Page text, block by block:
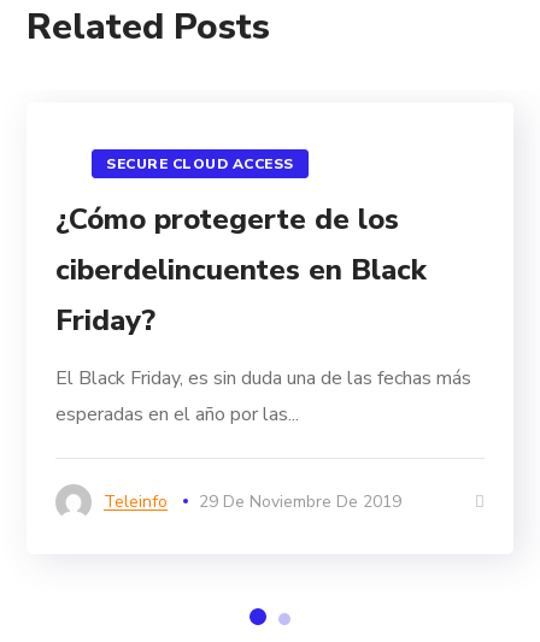
Related Posts
SECURE CLOUD ACCESS
¿Cómo protegerte de los
ciberdelincuentes en Black
Friday?
El Black Friday, es sin duda una de las fechas más
esperadas en el año por las...
Teleinfo 29 De Noviembre De 2019